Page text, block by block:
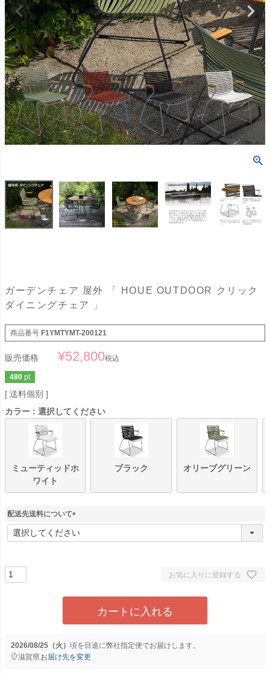
ガーデンチェア 屋外 「 HOUE OUTDOOR クリック
ダイニングチェア 」
商品番号 F1YMTYMT-200121
販売価格 ¥52,800税込
480 pt
送料個別
カラー
選択してください
ミューティッドホ
ワイト
ブラック オリーブグリーン
配送先送料について
(
必
お気に入りに登録する
カートに入れる
2026/08/25（火） に弊社指定便でお届けします。
滋賀県 お届け先を変更